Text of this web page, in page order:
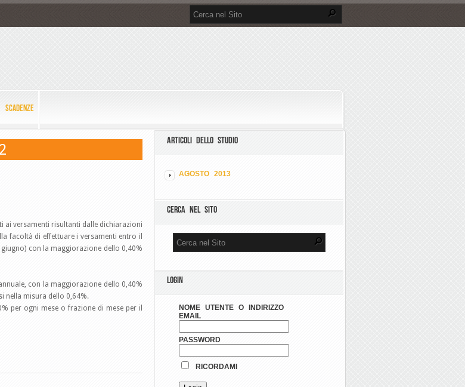
SCADENZE
ai versamenti risultanti dalle dichiarazioni
facoltà di effettuare i versamenti entro il
con la maggiorazione dello 0,40%
con la maggiorazione dello 0,40%
nella misura dello 0,64%.
per ogni mese o frazione di mese per il
ARTICOLI DELLO STUDIO
AGOSTO 2013
CERCA NEL SITO
LOGIN
NOME UTENTE O INDIRIZZO
EMAIL
PASSWORD
RICORDAMI